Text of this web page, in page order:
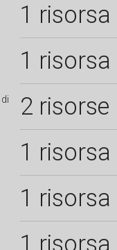
1 risorsa
1 risorsa
di 2 risorse
1 risorsa
1 risorsa
1 risorsa